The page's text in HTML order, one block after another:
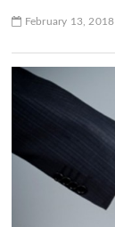
February 13, 2018